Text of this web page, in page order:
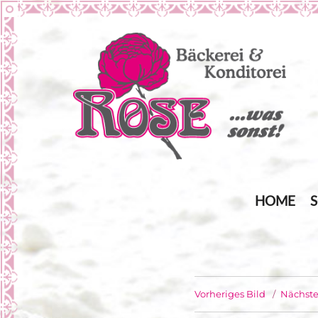
HOME
Vorheriges Bild